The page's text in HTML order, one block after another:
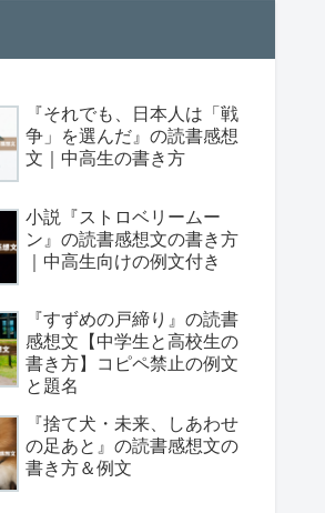
『それでも、日本人は「戦
争」を選んだ』の読書感想
文｜中高生の書き方
小説『ストロベリームー
ン』の読書感想文の書き方
｜中高生向けの例文付き
『すずめの戸締り』の読書
感想文【中学生と高校生の
書き方】コピペ禁止の例文
と題名
『捨て犬・未来、しあわせ
の足あと』の読書感想文の
書き方＆例文